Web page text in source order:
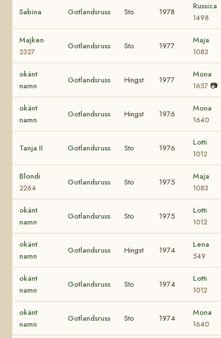
Sabina Gotlandsruss Sto 1978
Russica
1498
Majken
2327
Gotlandsruss Sto 1977
Maja
1083
okänt
namn
Gotlandsruss Hingst 1977
Mona
1657 📷
okänt
namn
Gotlandsruss Hingst 1976
Mona
1640
Tanja II Gotlandsruss Sto 1976
Lotti
1012
Blondi
2264
Gotlandsruss Sto 1975
Maja
1083
okänt
namn
Gotlandsruss Sto 1975
Lotti
1012
okänt
namn
Gotlandsruss Hingst 1974
Lena
549
okänt
namn
Gotlandsruss Sto 1974
Lotti
1012
okänt
namn
Gotlandsruss Sto 1974
Mona
1640